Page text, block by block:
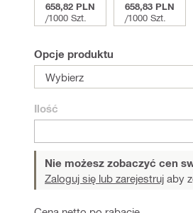
658,82 PLN
/1000 Szt.
658,83 PLN
/1000 Szt.
Opcje produktu
Wybierz
Ilość
Nie możesz zobaczyć cen
Zaloguj się lub zarejestruj aby